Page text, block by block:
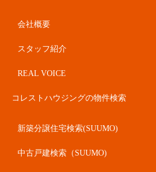
会社概要
スタッフ紹介
REAL VOICE
コレストハウジングの物件検索
新築分譲住宅検索(SUUMO)
中古戸建検索（SUUMO)